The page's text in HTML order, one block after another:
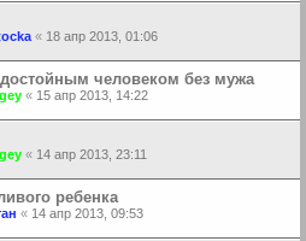
« 18 апр 2013, 01:06
человеком без мужа
« 15 апр 2013, 14:22
« 14 апр 2013, 23:11
ребенка
« 14 апр 2013, 09:53